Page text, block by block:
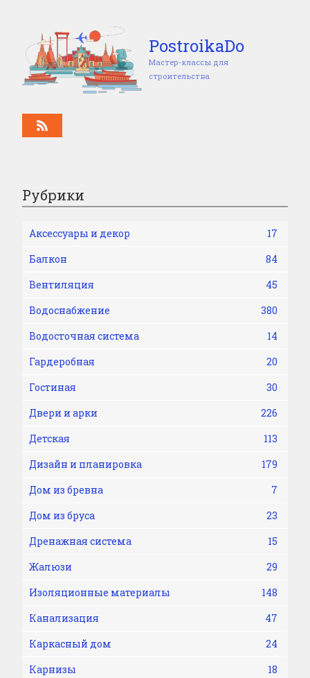
PostroikaDo
Мастер-классы для
строительства
Рубрики
Аксессуары и декор
17
Балкон
84
Вентиляция
45
Водоснабжение
380
Водосточная система
14
Гардеробная
20
Гостиная
30
Двери и арки
226
Детская
113
Дизайн и планировка
179
Дом из бревна
7
Дом из бруса
23
Дренажная система
15
Жалюзи
29
Изоляционные материалы
148
Канализация
47
Каркасный дом
24
Карнизы
18